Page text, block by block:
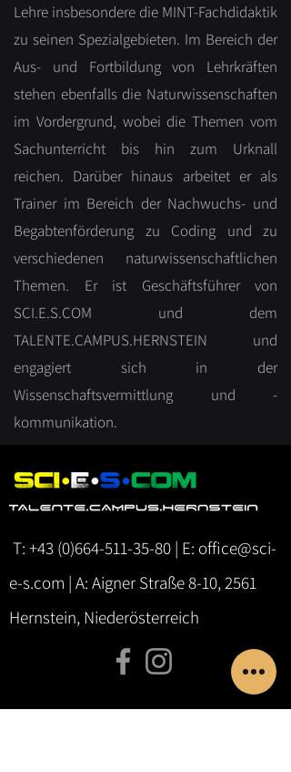
Lehre insbesondere die MINT-Fachdidaktik
zu seinen Spezialgebieten. Im Bereich der
Aus- und Fortbildung von Lehrkräften
stehen ebenfalls die Naturwissenschaften
im Vordergrund, wobei die Themen vom
Sachunterricht bis hin zum Urknall
reichen. Darüber hinaus arbeitet er als
Trainer im Bereich der Nachwuchs- und
Begabtenförderung zu Coding und zu
verschiedenen naturwissenschaftlichen
Themen. Er ist Geschäftsführer von
SCI.E.S.COM und dem
TALENTE.CAMPUS.HERNSTEIN und
engagiert sich in der
Wissenschaftsvermittlung und -
kommunikation.
T: +43 (0)664-511-35-80 | E: office@sci-
e-s.com | A: Aigner Straße 8-10, 2561
Hernstein, Niederösterreich